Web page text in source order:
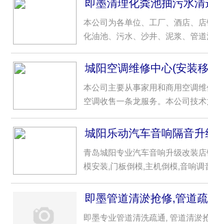
即墨清理化粪池抽污水
本公司为各单位、工厂、酒店、
化油池、污水、沙井、泥浆、管
城阳空调维修中心(安装
本公司主要从事家用和商用空调
空调收售一条龙服务。本公司技
城阳乐动汽车音响隔音
青岛城阳专业汽车音响升级改装
模安装,门板倒模,主机倒模,音响
即墨管道清淤抢修,管道
即墨专业管道清洗疏通, 管道清淤